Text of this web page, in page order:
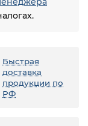
Быстрая
доставка
продукции по
РФ